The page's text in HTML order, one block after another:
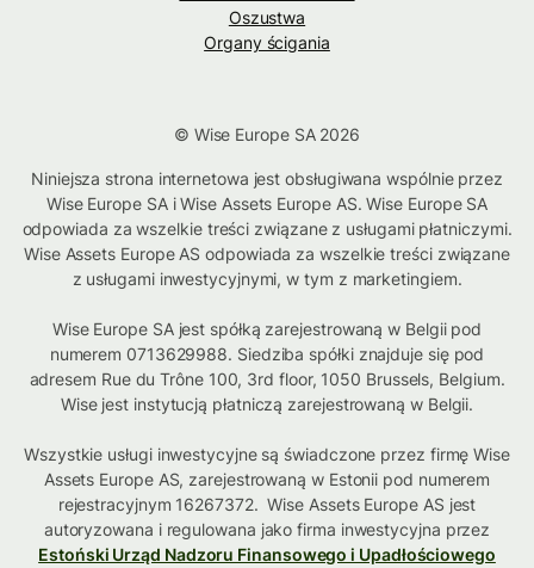
Oszustwa
Organy ścigania
© Wise Europe SA 2026
Niniejsza strona internetowa jest obsługiwana wspólnie przez
Wise Europe SA i Wise Assets Europe AS. Wise Europe SA
odpowiada za wszelkie treści związane z usługami płatniczymi.
Wise Assets Europe AS odpowiada za wszelkie treści związane
z usługami inwestycyjnymi, w tym z marketingiem.
Wise Europe SA jest spółką zarejestrowaną w Belgii pod
numerem 0713629988. Siedziba spółki znajduje się pod
adresem Rue du Trône 100, 3rd floor, 1050 Brussels, Belgium.
Wise jest instytucją płatniczą zarejestrowaną w Belgii.
Wszystkie usługi inwestycyjne są świadczone przez firmę Wise
Assets Europe AS, zarejestrowaną w Estonii pod numerem
rejestracyjnym 16267372. Wise Assets Europe AS jest
autoryzowana i regulowana jako firma inwestycyjna przez
Estoński Urząd Nadzoru Finansowego i Upadłościowego